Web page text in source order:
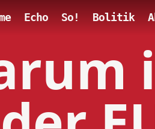
Echo So! Bolitik